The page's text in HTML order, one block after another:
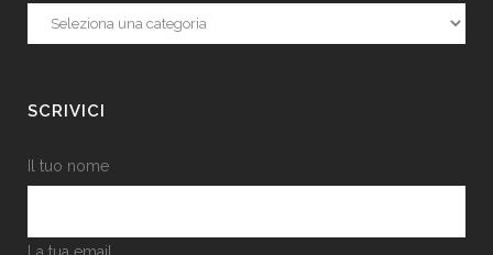
Categorie
SCRIVICI
Il tuo nome